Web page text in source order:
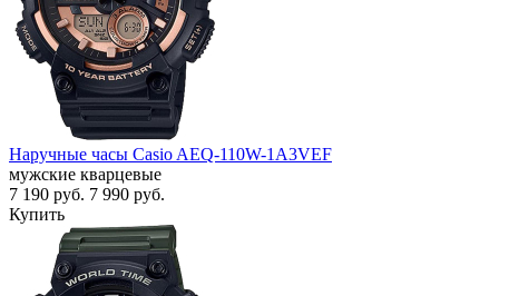
Наручные часы Casio AEQ-110W-1A3VEF
мужские кварцевые
7 190 руб. 7 990 руб.
Купить